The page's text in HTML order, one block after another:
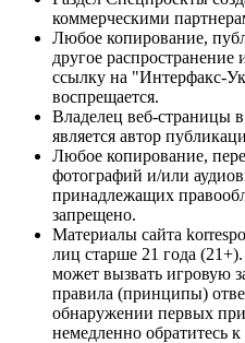
коммерческими
Любое копирование,
другое
ссылку на "Интерфакс-
воспрещается.
Владелец веб-страницы
является автор
Любое копирование,
фотографий и/или
принадлежащих
запрещено.
Материалы сайта
лиц старше 21 года
может вызвать игровую
правила (принципы)
обнаружении первых
немедленно обратитесь